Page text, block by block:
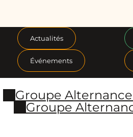
Actualités
Événements
Groupe
Groupe